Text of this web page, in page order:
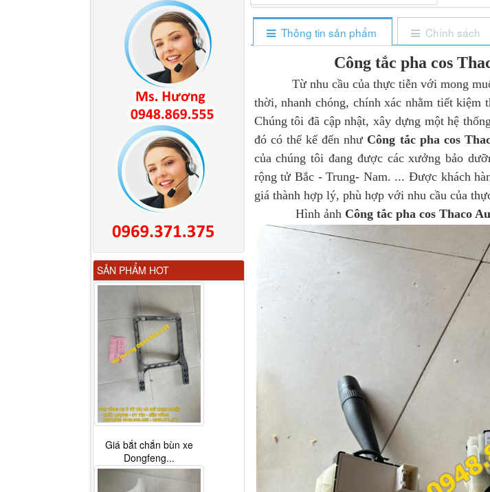
Thông tin sản phẩm Chính sách
Công tắc pha cos
Từ nhu cầu của thực tiễn với mong
thời, nhanh chóng, chính xác nhằm tiết kiệm
Chúng tôi đã cập nhật, xây dựng một hệ thống
đó có thể kể đến như Công tắc pha cos
của chúng tôi đang được các xưởng bảo
rộng tử Bắc - Trung- Nam. ... Được khách
giá thành hợp lý, phù hợp với nhu cầu của
Hình ảnh Công tắc pha cos Thaco
SẢN PHẨM HOT
M4610162101A0 Tapbi
cửa Thaco...
Gương chiếu hậu FAW
JH6 có sấy...
Giá bắt chắn bùn xe
Dongfeng...